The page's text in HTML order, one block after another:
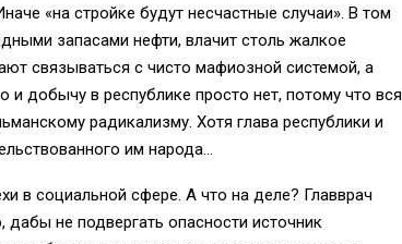
«на стройке будут несчастные случаи». В том
запасами нефти, влачит столь жалкое
связываться с чисто мафиозной системой, а
и добычу в республике просто нет, потому что вся
радикализму. Хотя глава республики и
им народа…
в социальной сфере. А что на деле? Главврач
не подвергать опасности источник